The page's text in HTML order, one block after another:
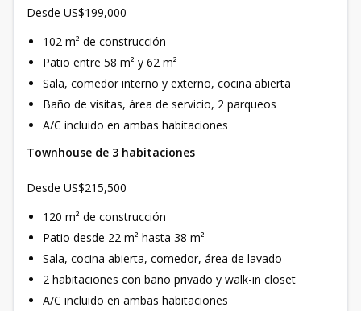
Desde US$199,000
102 m² de construcción
Patio entre 58 m² y 62 m²
Sala, comedor interno y externo, cocina abierta
Baño de visitas, área de servicio, 2 parqueos
A/C incluido en ambas habitaciones
Townhouse de 3 habitaciones
Desde US$215,500
120 m² de construcción
Patio desde 22 m² hasta 38 m²
Sala, cocina abierta, comedor, área de lavado
2 habitaciones con baño privado y walk-in closet
A/C incluido en ambas habitaciones